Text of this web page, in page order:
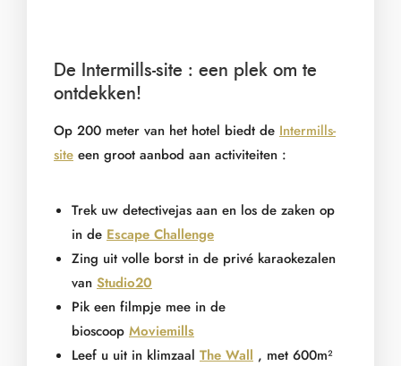
De Intermills-site : een plek om te
ontdekken!
Op 200 meter van het hotel biedt de Intermills-
site een groot aanbod aan activiteiten :
Trek uw detectivejas aan en los de zaken op
in de Escape Challenge
Zing uit volle borst in de privé karaokezalen
van Studio20
Pik een filmpje mee in de
bioscoop Moviemills
Leef u uit in klimzaal The Wall , met 600m²